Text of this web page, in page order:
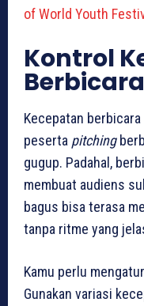
of World Youth
Kontrol
Berbicara
Kecepatan
peserta pitching
gugup. Padahal,
membuat audiens
bagus bisa terasa
tanpa ritme yang
Kamu perlu
Gunakan variasi